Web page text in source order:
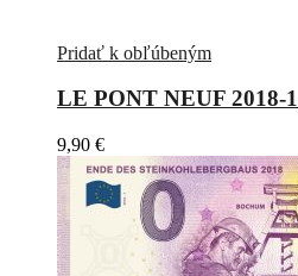
Pridať k obľúbeným
LE PONT NEUF 2018-1
9,90 €